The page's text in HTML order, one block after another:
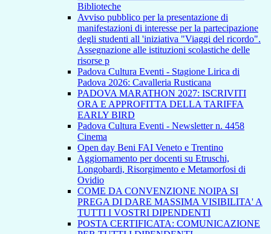
Biblioteche
Avviso pubblico per la presentazione di
manifestazioni di interesse per la partecipazione
degli studenti all 'iniziativa "Viaggi del ricordo".
Assegnazione alle istituzioni scolastiche delle
risorse p
Padova Cultura Eventi - Stagione Lirica di
Padova 2026: Cavalleria Rusticana
PADOVA MARATHON 2027: ISCRIVITI
ORA E APPROFITTA DELLA TARIFFA
EARLY BIRD
Padova Cultura Eventi - Newsletter n. 4458
Cinema
Open day Beni FAI Veneto e Trentino
Aggiornamento per docenti su Etruschi,
Longobardi, Risorgimento e Metamorfosi di
Ovidio
COME DA CONVENZIONE NOIPA SI
PREGA DI DARE MASSIMA VISIBILITA' A
TUTTI I VOSTRI DIPENDENTI
POSTA CERTIFICATA: COMUNICAZIONE